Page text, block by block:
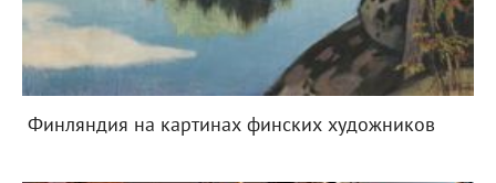
Финляндия на картинах финских художников